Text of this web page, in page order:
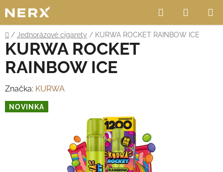
na
obsah
Hledat
KOŠÍK
Domů
/ Jednorázové cigarety / KURWA ROCKET RAINBOW ICE
KURWA ROCKET
RAINBOW ICE
Značka: KURWA
NOVINKA